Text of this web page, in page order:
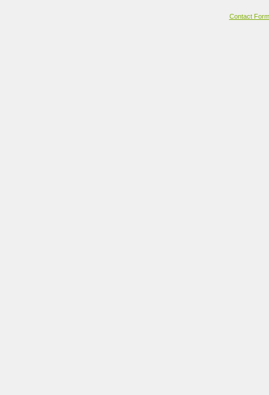
Contact Form